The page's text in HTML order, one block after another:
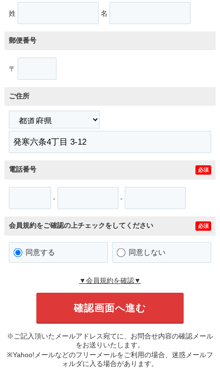
姓 名
郵便番号
〒
ご住所
電話番号 必須
- -
会員規約をご確認の上チェックをしてください 必須
同意する 同意しない
▼会員規約を確認▼
※ご記入頂いたメールアドレス宛てに、お問合せ内容の確認メール
をお送りいたします。
※Yahoo!メールなどのフリーメールをご利用の場合、迷惑メールフ
ォルダに入る場合があります。